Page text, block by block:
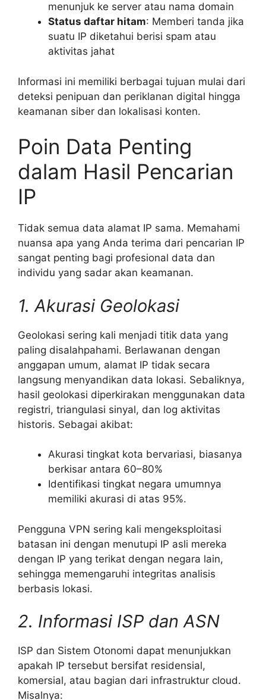
menunjuk ke server atau nama domain
Status daftar hitam: Memberi tanda jika
suatu IP diketahui berisi spam atau
aktivitas jahat
Informasi ini memiliki berbagai tujuan mulai dari
deteksi penipuan dan periklanan digital hingga
keamanan siber dan lokalisasi konten.
Poin Data Penting
dalam Hasil Pencarian
IP
Tidak semua data alamat IP sama. Memahami
nuansa apa yang Anda terima dari pencarian IP
sangat penting bagi profesional data dan
individu yang sadar akan keamanan.
1. Akurasi Geolokasi
Geolokasi sering kali menjadi titik data yang
paling disalahpahami. Berlawanan dengan
anggapan umum, alamat IP tidak secara
langsung menyandikan data lokasi. Sebaliknya,
hasil geolokasi diperkirakan menggunakan data
registri, triangulasi sinyal, dan log aktivitas
historis. Sebagai akibat:
Akurasi tingkat kota bervariasi, biasanya
berkisar antara 60–80%
Identifikasi tingkat negara umumnya
memiliki akurasi di atas 95%.
Pengguna VPN sering kali mengeksploitasi
batasan ini dengan menutupi IP asli mereka
dengan IP yang terikat dengan negara lain,
sehingga memengaruhi integritas analisis
berbasis lokasi.
2. Informasi ISP dan ASN
ISP dan Sistem Otonomi dapat menunjukkan
apakah IP tersebut bersifat residensial,
komersial, atau bagian dari infrastruktur cloud.
Misalnya: